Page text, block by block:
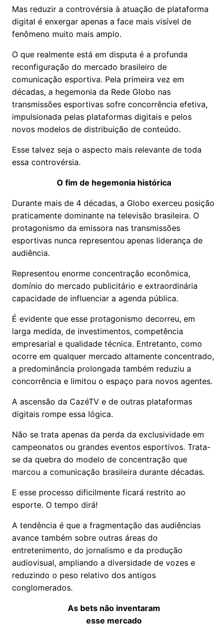
Mas reduzir a controvérsia à atuação de plataforma
digital é enxergar apenas a face mais visível de
fenômeno muito mais amplo.
O que realmente está em disputa é a profunda
reconfiguração do mercado brasileiro de
comunicação esportiva. Pela primeira vez em
décadas, a hegemonia da Rede Globo nas
transmissões esportivas sofre concorrência efetiva,
impulsionada pelas plataformas digitais e pelos
novos modelos de distribuição de conteúdo.
Esse talvez seja o aspecto mais relevante de toda
essa controvérsia.
O fim de hegemonia histórica
Durante mais de 4 décadas, a Globo exerceu posição
praticamente dominante na televisão brasileira. O
protagonismo da emissora nas transmissões
esportivas nunca representou apenas liderança de
audiência.
Representou enorme concentração econômica,
domínio do mercado publicitário e extraordinária
capacidade de influenciar a agenda pública.
É evidente que esse protagonismo decorreu, em
larga medida, de investimentos, competência
empresarial e qualidade técnica. Entretanto, como
ocorre em qualquer mercado altamente concentrado,
a predominância prolongada também reduziu a
concorrência e limitou o espaço para novos agentes.
A ascensão da CazéTV e de outras plataformas
digitais rompe essa lógica.
Não se trata apenas da perda da exclusividade em
campeonatos ou grandes eventos esportivos. Trata-
se da quebra do modelo de concentração que
marcou a comunicação brasileira durante décadas.
E esse processo dificilmente ficará restrito ao
esporte. O tempo dirá!
A tendência é que a fragmentação das audiências
avance também sobre outras áreas do
entretenimento, do jornalismo e da produção
audiovisual, ampliando a diversidade de vozes e
reduzindo o peso relativo dos antigos
conglomerados.
As bets não inventaram
esse mercado